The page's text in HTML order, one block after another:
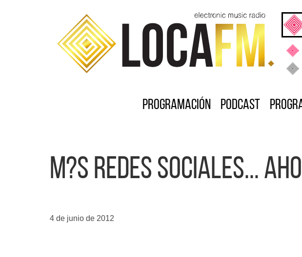
Programación Podcast
M?s redes sociales...
4 de junio de 2012